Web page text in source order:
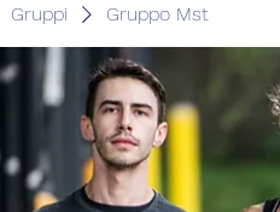
Gruppi Gruppo Mst